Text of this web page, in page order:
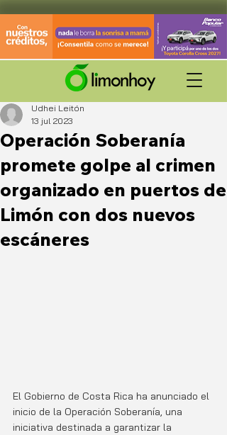
Operación Soberanía
promete golpe al crimen
organizado en puertos de
Limón con dos nuevos
escáneres
Udhei Leitón
13 jul 2023
El Gobierno de Costa Rica ha anunciado el
inicio de la Operación Soberanía, una
iniciativa destinada a garantizar la